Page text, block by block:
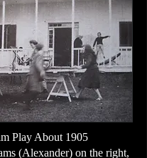
Play About 1905
(Alexander) on the right,